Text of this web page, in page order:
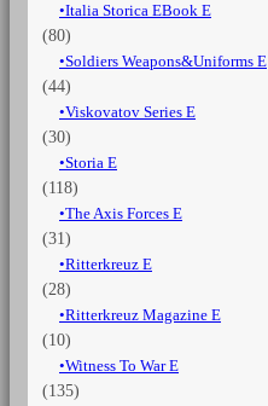
Italia Storica EBook E
(80)
Soldiers Weapons&Uniforms E
(44)
Viskovatov Series E
(30)
Storia E
(118)
The Axis Forces E
(31)
Ritterkreuz E
(28)
Ritterkreuz Magazine E
(10)
Witness To War E
(135)